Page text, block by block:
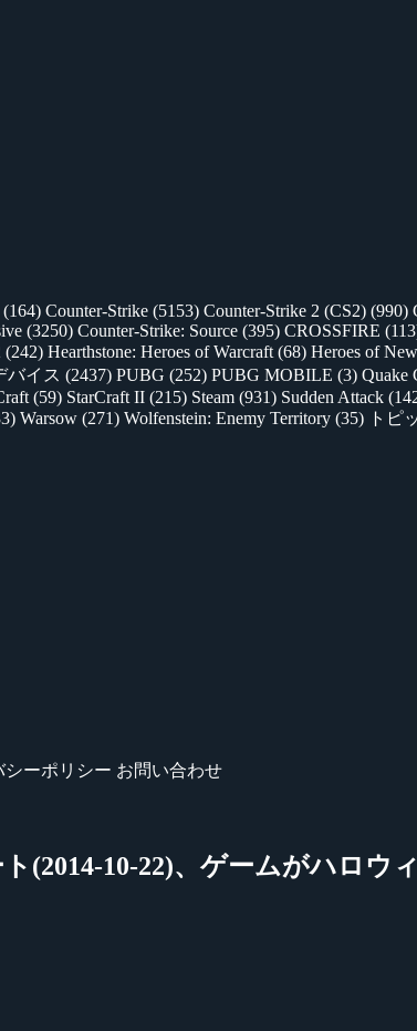
(164) Counter-Strike (5153) Counter-Strike 2 (CS2) (990)
(3250) Counter-Strike: Source (395) CROSSFIRE
(242) Hearthstone: Heroes of Warcraft (68) Heroes of
バイス (2437) PUBG (252) PUBG MOBILE (3) Quake
(59) StarCraft II (215) Steam (931) Sudden Attack
Warsow (271) Wolfenstein: Enemy Territory (35) トピ
シーポリシー お問い合わせ
(2014-10-22)、ゲームがハロウ